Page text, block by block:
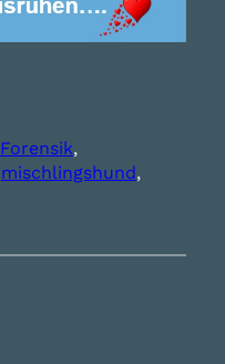
Forensik ,
mischlingshund ,